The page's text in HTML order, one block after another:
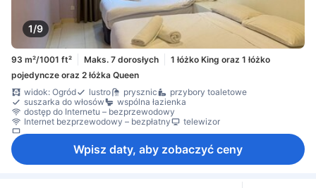
1/9
93 m²/1001 ft² Maks. 7 dorosłych
1 łóżko King oraz 1 łóżko
pojedyncze oraz 2 łóżka Queen
widok: Ogród
lustro prysznic
przybory toaletowe
suszarka do włosów
wspólna łazienka
dostęp do Internetu – bezprzewodowy
Internet bezprzewodowy – bezpłatny
telewizor
telewizor płaskoekranowy
Wpisz daty, aby zobaczyć ceny